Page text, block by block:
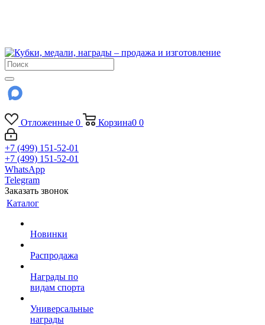
Отложенные 0 Корзина0 0
+7 (499) 151-52-01
+7 (499) 151-52-01
WhatsApp
Telegram
Заказать звонок
Каталог
Новинки
Распродажа
Награды по
видам спорта
Универсальные
награды